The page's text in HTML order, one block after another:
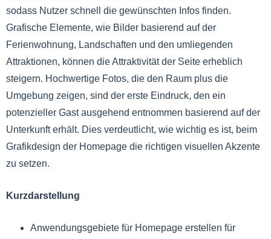
sodass Nutzer schnell die gewünschten Infos finden.
Grafische Elemente, wie Bilder basierend auf der
Ferienwohnung, Landschaften und den umliegenden
Attraktionen, können die Attraktivität der Seite erheblich
steigern. Hochwertige Fotos, die den Raum plus die
Umgebung zeigen, sind der erste Eindruck, den ein
potenzieller Gast ausgehend entnommen basierend auf der
Unterkunft erhält. Dies verdeutlicht, wie wichtig es ist, beim
Grafikdesign der Homepage die richtigen visuellen Akzente
zu setzen.
Kurzdarstellung
Anwendungsgebiete für Homepage erstellen für